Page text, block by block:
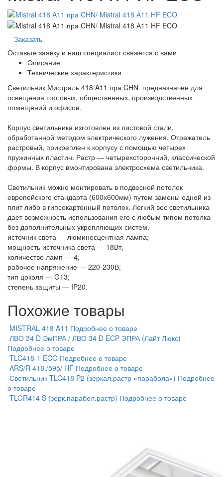
Заказать
Оставьте заявку и наш специалист свяжется с вами
Описание
Технические характеристики
Светильник Мистраль 418 A11 пра CHN предназначен для
освещения торговых, общественных, производственных
помещений и офисов.
Корпус светильника изготовлен из листовой стали,
обработанной методом электрического лужения. Отражатель
растровый, прикреплен к корпусу с помощью четырех
пружинных пластин. Растр — четырехсторонний, классической
формы. В корпус вмонтирована электросхема светильника.
Светильник можно монтировать в подвесной потолок
европейского стандарта (600х600мм) путем замены одной из
плит либо в гипсокартонный потолок. Легкий вес светильника
дает возможность использования его с любым типом потолка
без дополнительных укрепляющих систем.
источник света — люминесцентная лампа;
мощность источника света — 18Вт;
количество ламп — 4;
рабочее напряжение — 220-230В;
тип цоколя — G13;
степень защиты — IP20.
Похожие товары
MISTRAL 418 A11 Подробнее о товаре
ЛВО 34 D ЭмПРА / ЛВО 34 D ECP ЭПРА (Лайт Люкс)
Подробнее о товаре
TLC418-1 ECO Подробнее о товаре
ARS/R 418 /595/ HF Подробнее о товаре
Светильник TLC418 P2 (зеркал.растр «парабола») Подробнее
о товаре
TLGR414 S (зерк.парабол.растр) Подробнее о товаре